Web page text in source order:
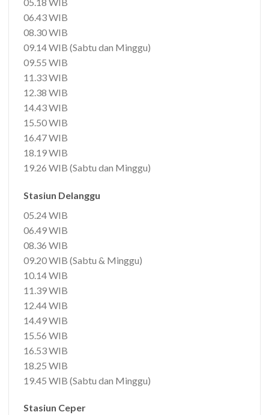
06.43 WIB
08.30 WIB
09.14 WIB (Sabtu dan Minggu)
09.55 WIB
11.33 WIB
12.38 WIB
14.43 WIB
15.50 WIB
16.47 WIB
18.19 WIB
19.26 WIB (Sabtu dan Minggu)
Stasiun Delanggu
05.24 WIB
06.49 WIB
08.36 WIB
09.20 WIB (Sabtu & Minggu)
10.14 WIB
11.39 WIB
12.44 WIB
14.49 WIB
15.56 WIB
16.53 WIB
18.25 WIB
19.45 WIB (Sabtu dan Minggu)
Stasiun Ceper